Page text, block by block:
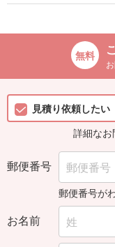
見積り依頼したい
詳細な
郵便番号
郵便番号が
お名前